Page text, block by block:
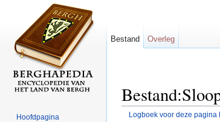
Logboek voor deze pagina
Bestand Overleg
Hoofdpagina